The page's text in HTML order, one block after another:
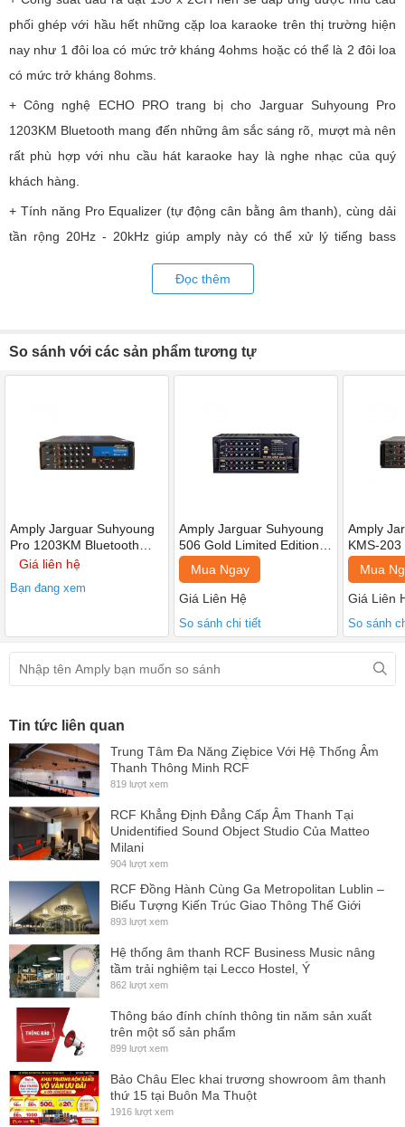
phối ghép với hầu hết những cặp loa karaoke trên thị trường hiện
nay như 1 đôi loa có mức trở kháng 4ohms hoặc có thể là 2 đôi loa
có mức trở kháng 8ohms.
+ Công nghệ ECHO PRO trang bị cho Jarguar Suhyoung Pro
1203KM Bluetooth mang đến những âm sắc sáng rõ, mượt mà nên
rất phù hợp với nhu cầu hát karaoke hay là nghe nhạc của quý
khách hàng.
+ Tính năng Pro Equalizer (tự động cân bằng âm thanh), cùng dải
tần rộng 20Hz - 20kHz giúp amply này có thể xử lý tiếng bass
mạnh mẽ, gọn gàng, âm trầm không bị vỡ còn âm cao nghe không
bị chát chúa, vì thế có thể mở với âm lượng tùy thích.
dàng kết nối với smart TV, Smartphone, Laptop, Ipad,… để tận
thống linh kiện cao cấp được tuyển chọn kỹ lưỡng, không chỉ mang
lại cho người dùng những giá trị âm thanh tuyệt vời mà còn nổi trội
Đọc thêm
So sánh với các sản phẩm tương tự
Amply Jarguar Suhyoung
Pro 1203KM Bluetooth
(Giá 1 chiếc)
Giá liên hệ
Bạn đang xem
Amply Jarguar Suhyoung
506 Gold Limited Edition
(Giá 1 chiếc)
Mua Ngay
Giá Liên Hệ
So sánh chi tiết
Amply
KMS-
(Giá 1
Mua
Giá Liên
So sánh
Tin tức liên quan
Trung Tâm Đa Năng Ziębice Với Hệ Thống Âm
Thanh Thông Minh RCF
819 lượt xem
RCF Khẳng Định Đẳng Cấp Âm Thanh Tại
Unidentified Sound Object Studio Của Matteo
Milani
904 lượt xem
RCF Đồng Hành Cùng Ga Metropolitan Lublin –
Biểu Tượng Kiến Trúc Giao Thông Thế Giới
893 lượt xem
Hệ thống âm thanh RCF Business Music nâng
tầm trải nghiệm tại Lecco Hostel, Ý
862 lượt xem
Thông báo đính chính thông tin năm sản xuất
trên một số sản phẩm
899 lượt xem
Bảo Châu Elec khai trương showroom âm thanh
thứ 15 tại Buôn Ma Thuột
1916 lượt xem